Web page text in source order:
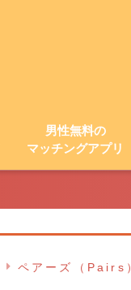
男性無料の
マッチングアプリ
ペアーズ（Pairs